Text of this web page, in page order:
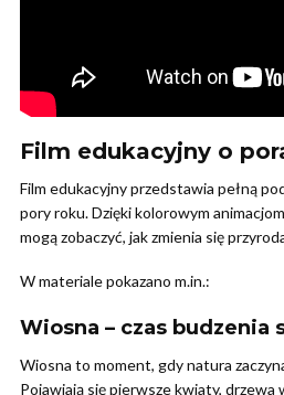
Film edukacyjny o
Film edukacyjny przedstawia pełną
pory roku. Dzięki kolorowym
mogą zobaczyć, jak zmienia się
W materiale pokazano m.in.:
Wiosna – czas budzenia
Wiosna to moment, gdy natura
Pojawiają się pierwsze kwiaty, drzewa